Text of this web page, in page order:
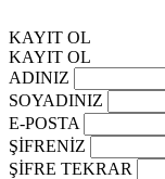
KAYIT OL
KAYIT OL
ADINIZ
SOYADINIZ
E-POSTA
ŞİFRENİZ
ŞİFRE TEKRAR